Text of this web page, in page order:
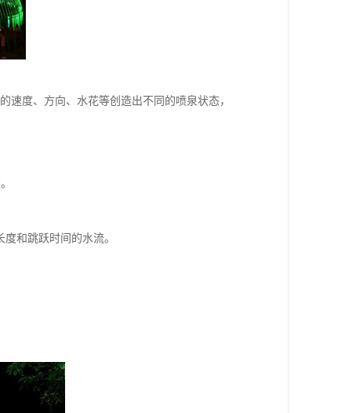
速度、方向、水花等创造出不同的喷泉状态，
和跳跃时间的水流。